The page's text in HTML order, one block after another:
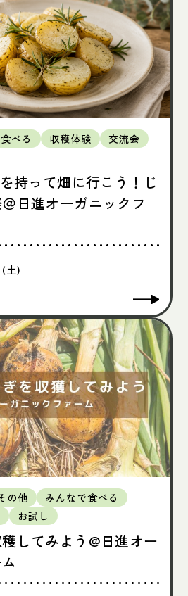
べる 収穫体験
交流会
持って畑に行こう！じ
日進オーガニックフ
(土)
の他
みんなで食べる
お試し
してみよう@日進オー